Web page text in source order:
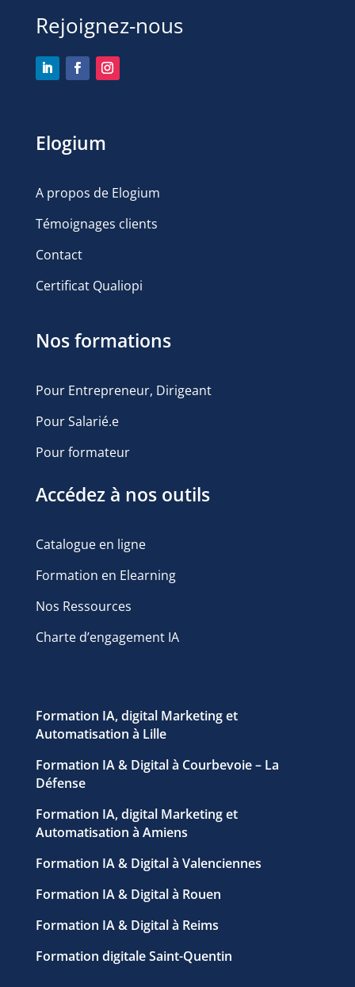
Rejoignez-nous
Elogium
A propos de Elogium
Témoignages clients
Contact
Certificat Qualiopi
Nos formations
Pour Entrepreneur, Dirigeant
Pour Salarié.e
Pour formateur
Accédez à nos outils
Catalogue en ligne
Formation en Elearning
Nos Ressources
Charte d’engagement IA
Formation IA, digital Marketing et
Automatisation à Lille
Formation IA & Digital à Courbevoie – La
Défense
Formation IA, digital Marketing et
Automatisation à Amiens
Formation IA & Digital à Valenciennes
Formation IA & Digital à Rouen
Formation IA & Digital à Reims
Formation digitale Saint-Quentin